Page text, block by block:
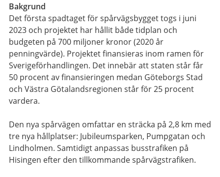
Bakgrund
Det första spadtaget för spårvägsbygget togs i juni
2023 och projektet har hållit både tidplan och
budgeten på 700 miljoner kronor (2020 år
penningvärde). Projektet finansieras inom ramen för
Sverigeförhandlingen. Det innebär att staten står får
50 procent av finansieringen medan Göteborgs Stad
och Västra Götalandsregionen står för 25 procent
vardera.
Den nya spårvägen omfattar en sträcka på 2,8 km med
tre nya hållplatser: Jubileumsparken, Pumpgatan och
Lindholmen. Samtidigt anpassas busstrafiken på
Hisingen efter den tillkommande spårvägstrafiken.